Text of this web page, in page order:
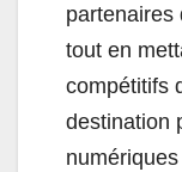
partenaires
tout en
compétitifs
destination